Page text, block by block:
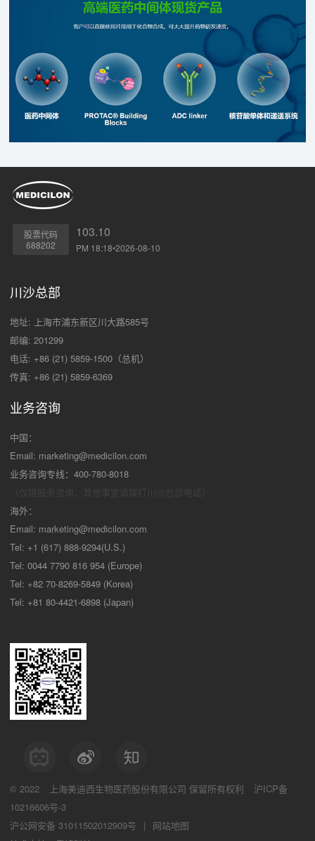
股票代码
688202
103.10
PM 18:18•2026-08-10
川沙总部
地址: 上海市浦东新区川大路585号
邮编: 201299
电话: +86 (21) 5859-1500（总机）
传真: +86 (21) 5859-6369
业务咨询
中国：
Email: marketing@medicilon.com
业务咨询专线：400-780-8018
海外：
Email: marketing@medicilon.com
Tel: +1 (617) 888-9294(U.S.)
Tel: 0044 7790 816 954 (Europe)
Tel: +82 70-8269-5849 (Korea)
Tel: +81 80-4421-6898 (Japan)
© 2022 上海美迪西生物医药股份有限公司 保留所有权利
沪ICP备
10216606号-3
沪公网安备 31011502012909号
|
网站地图